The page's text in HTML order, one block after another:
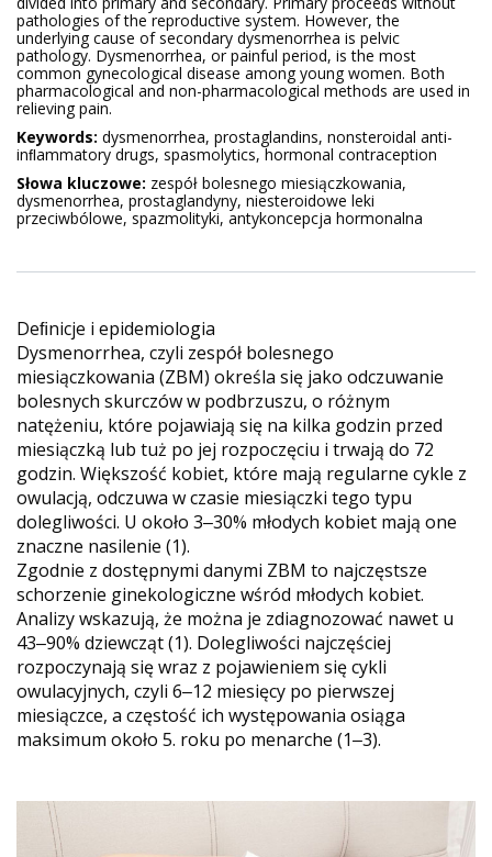
pathologies of the reproductive system. However, the
underlying cause of secondary dysmenorrhea is pelvic
pathology. Dysmenorrhea, or painful period, is the most
common gynecological disease among young women. Both
pharmacological and non-pharmacological methods are used in
relieving pain.
Keywords: dysmenorrhea, prostaglandins, nonsteroidal anti-
inﬂammatory drugs, spasmolytics, hormonal contraception
Słowa kluczowe: zespół bolesnego miesiączkowania,
dysmenorrhea, prostaglandyny, niesteroidowe leki
przeciwbólowe, spazmolityki, antykoncepcja hormonalna
Deﬁnicje i epidemiologia
Dysmenorrhea, czyli zespół bolesnego
miesiączkowania (ZBM) określa się jako odczuwanie
bolesnych skurczów w podbrzuszu, o różnym
natężeniu, które pojawiają się na kilka godzin przed
miesiączką lub tuż po jej rozpoczęciu i trwają do 72
godzin. Większość kobiet, które mają regularne cykle z
owulacją, odczuwa w czasie miesiączki tego typu
dolegliwości. U około 3‒30% młodych kobiet mają one
znaczne nasilenie (1).
Zgodnie z dostępnymi danymi ZBM to najczęstsze
schorzenie ginekologiczne wśród młodych kobiet.
Analizy wskazują, że można je zdiagnozować nawet u
43‒90% dziewcząt (1). Dolegliwości najczęściej
rozpoczynają się wraz z pojawieniem się cykli
owulacyjnych, czyli 6‒12 miesięcy po pierwszej
miesiączce, a częstość ich występowania osiąga
maksimum około 5. roku po menarche (1‒3).